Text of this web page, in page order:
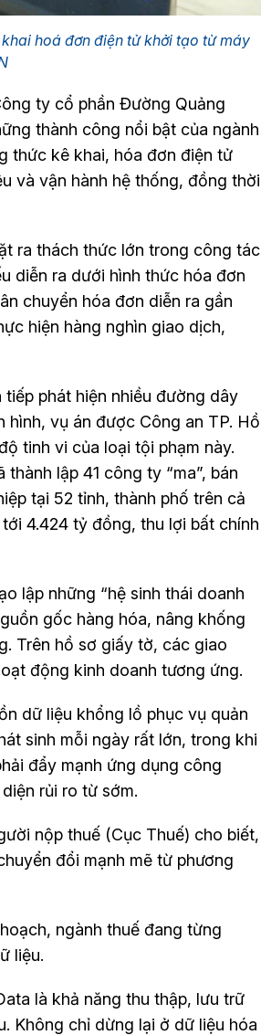
hoá đơn điện tử khởi tạo từ máy
ty cổ phần Đường Quảng
thành công nổi bật của ngành
thức kê khai, hóa đơn điện tử
và vận hành hệ thống, đồng thời
ra thách thức lớn trong công tác
diễn ra dưới hình thức hóa đơn
chuyển hóa đơn diễn ra gần
hiện hàng nghìn giao dịch,
phát hiện nhiều đường dây
vụ án được Công an TP. Hồ
tinh vi của loại tội phạm này.
lập 41 công ty “ma”, bán
tại 52 tỉnh, thành phố trên cả
4.424 tỷ đồng, thu lợi bất chính
lập những “hệ sinh thái doanh
gốc hàng hóa, nâng khống
Trên hồ sơ giấy tờ, các giao
động kinh doanh tương ứng.
dữ liệu khổng lồ phục vụ quản
sinh mỗi ngày rất lớn, trong khi
đẩy mạnh ứng dụng công
rủi ro từ sớm.
nộp thuế (Cục Thuế) cho biết,
đổi mạnh mẽ từ phương
ngành thuế đang từng
liệu.
là khả năng thu thập, lưu trữ
Không chỉ dừng lại ở dữ liệu hóa